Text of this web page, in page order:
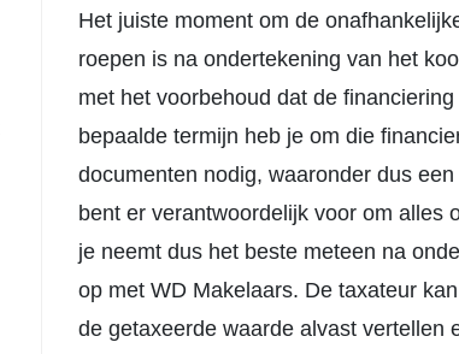
Het juiste moment om de
roepen is na ondertekening van het
met het voorbehoud dat de
bepaalde termijn heb je om die
documenten nodig, waaronder dus
bent er verantwoordelijk voor om alles
je neemt dus het beste meteen na
op met WD Makelaars. De taxateur
de getaxeerde waarde alvast vertellen